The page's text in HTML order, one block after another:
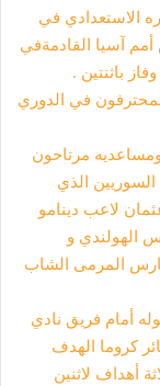
الاستعدادي في
آسيا القادمةفي
باثنتين .
في الدوري
مرتاحون
الذي
لاعب دينامو
الهولندي و
المرمى الشاب
أمام فريق نادي
كروما الهدف
أهداف لاثنين